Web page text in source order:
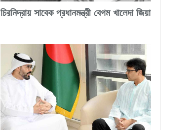
চিরনিদ্রায় সাবেক প্রধানমন্ত্রী বেগম খালেদা জিয়া